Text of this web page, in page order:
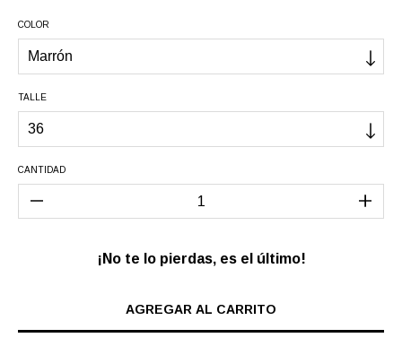
COLOR
TALLE
CANTIDAD
¡No te lo pierdas, es el último!